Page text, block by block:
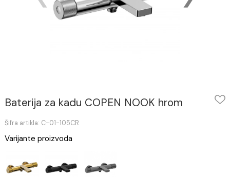
Baterija za kadu COPEN NOOK hrom
Varijante proizvoda